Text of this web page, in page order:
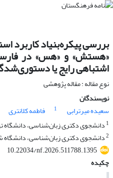
بررسی پیکره‌بنیاد کاربرد
«هستش» و «هس» در
اشتباهی رایج یا
نوع مقاله : مقاله پژوهشی
نویسندگان
سعیده میرترابی
1 فاطمه کلانتری
1 دانشجوی دکتری زبان‌شناسی، دانشگاه
2دانشجوی دکتری زبان‌شناسی، دانشگاه
10.22034/nf.2026.511788.1395
چکیده